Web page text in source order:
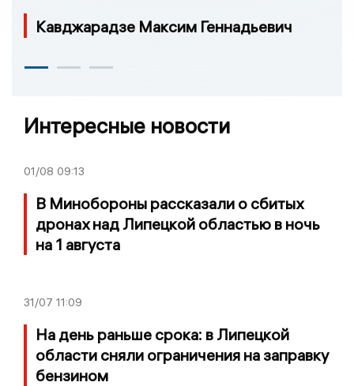
Кавджарадзе Максим Геннадьевич
Интересные новости
01/08 09:13
В Минобороны рассказали о сбитых
дронах над Липецкой областью в ночь
на 1 августа
31/07 11:09
На день раньше срока: в Липецкой
области сняли ограничения на заправку
бензином